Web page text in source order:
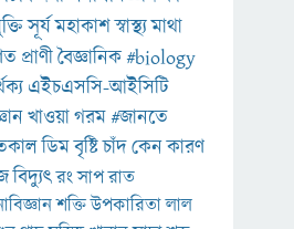
সূর্যমহাকাশস্বাস্থ্যমাথা
প্রাণীবৈজ্ঞানিক#biology
এইচএসসি-আইসিটি
খাওয়াগরম#জানতে
ডিমবৃষ্টিচাঁদকেনকারণ
বিদ্যুৎরংসাপরাত
শক্তিউপকারিতালাল